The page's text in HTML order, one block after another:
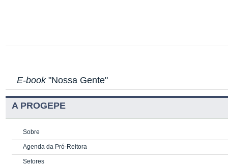
E-book"Nossa Gente"
A PROGEPE
Sobre
Agenda da Pró-Reitora
Setores